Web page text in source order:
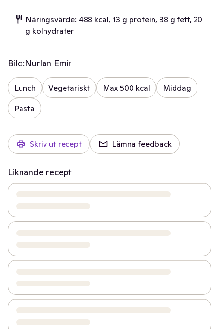
Näringsvärde: 488 kcal, 13 g protein, 38 g fett, 20
g kolhydrater
Bild:Nurlan Emir
Lunch Vegetariskt Max 500 kcal Middag
Pasta
Skriv ut recept Lämna feedback
Liknande recept